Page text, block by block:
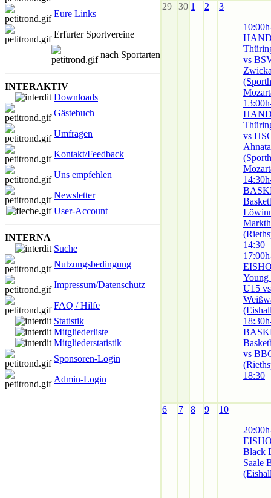
Eure Links
Erfurter Sportvereine
nach Sportarten
INTERAKTIV
Downloads
Gästebuch
Umfragen
Kontakt/Feedback
Uns empfehlen
Newsletter
User-Account
INTERNA
Suche
Nutzungsbedingung
Impressum/Datenschutz
FAQ / Hilfe
Statistik
Mitgliederliste
Mitgliederstatistik
Sponsoren-Login
Admin-Login
29
30 1 2
3
vs
vs
14:30
Young
U15
vs
18:30
6 7 8 9
10
Black
Saale